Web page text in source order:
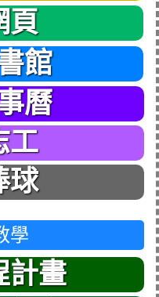
頁
館
曆
工
球
學
計畫